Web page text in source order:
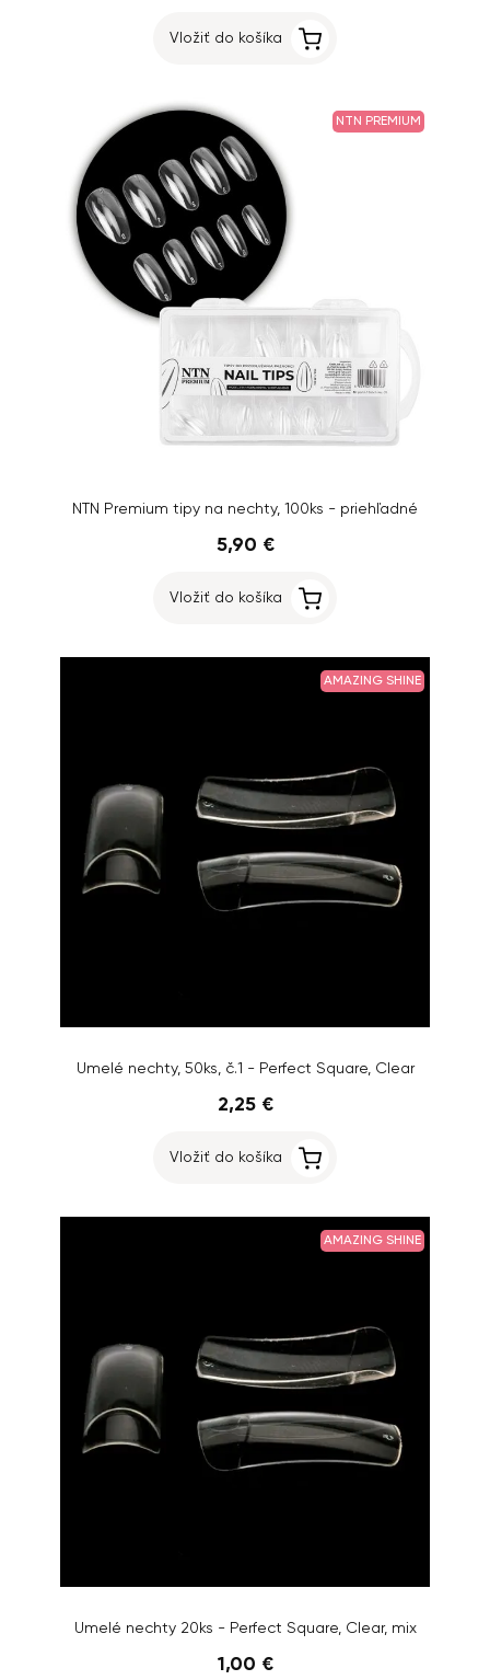
Vložiť do košíka
NTN PREMIUM
NTN Premium tipy na nechty, 100ks - priehľadné
5,90 €
Vložiť do košíka
AMAZING SHINE
Umelé nechty, 50ks, č.1 - Perfect Square, Clear
2,25 €
Vložiť do košíka
AMAZING SHINE
Umelé nechty 20ks - Perfect Square, Clear, mix
1,00 €